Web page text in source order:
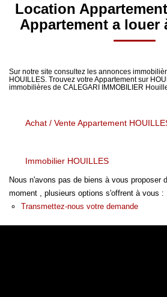
GESTION
Qui Sommes
CONTACT
Sélectionnez...
Type de bien
Créer une alerte
Location
Appartement a louer
Sur notre site consultez les annonces
HOUILLES. Trouvez votre Appartement sur
immobilières de CALEGARI IMMOBILIER
Achat / Vente Appartement
Immobilier HOUILLES
Nous n'avons pas de biens à vous proposer
moment , plusieurs options s'offrent à vous :
Transmettez-nous votre demande